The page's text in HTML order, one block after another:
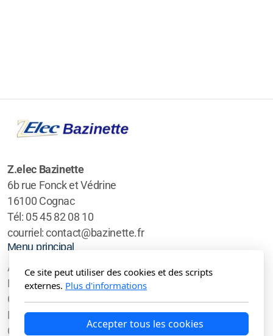
Z.elec Bazinette
6b rue Fonck et Védrine
16100 Cognac
Tél: 05 45 82 08 10
courriel: contact@bazinette.fr
Menu principal
Accueil
Particuliers
Galerie
Professionnels
Contact
Ce site peut utiliser des cookies et des scripts
externes. Plus d'informations
Accepter tous les cookies